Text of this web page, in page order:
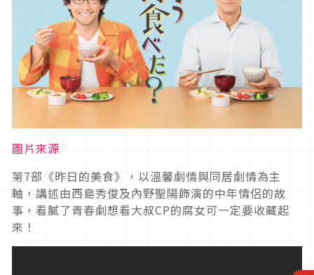
圖片來源
第7部《昨日的美食》，以溫馨劇情與同居劇情為主
軸，講述由西島秀俊及內野聖陽飾演的中年情侶的故
事，看膩了青春劇想看大叔CP的腐女可一定要收藏起
來！